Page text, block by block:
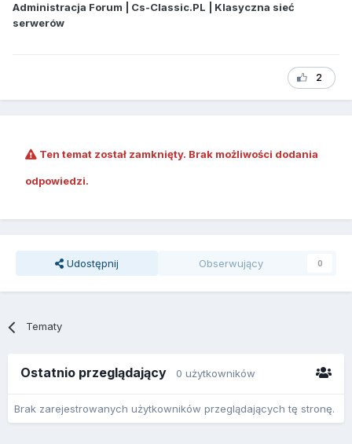
Administracja Forum | Cs-Classic.PL | Klasyczna sieć
serwerów
2
Ten temat został zamknięty. Brak możliwości dodania
odpowiedzi.
Udostępnij Obserwujący 0
Tematy
Ostatnio przeglądający 0 użytkowników
Brak zarejestrowanych użytkowników przeglądających tę stronę.